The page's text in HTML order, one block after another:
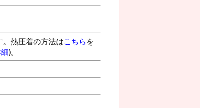
熱圧着の方法はこちら を
)。